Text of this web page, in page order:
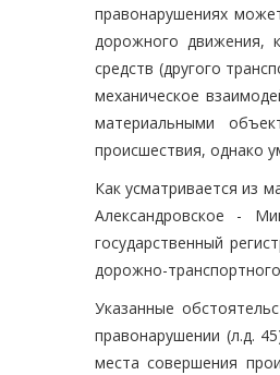
правонарушениях
дорожного движения,
средств (другого
механическое
материальными
происшествия, однако
Как усматривается из
Александровское -
государственный
дорожно-
Указанные
правонарушении (л.д.
места совершения